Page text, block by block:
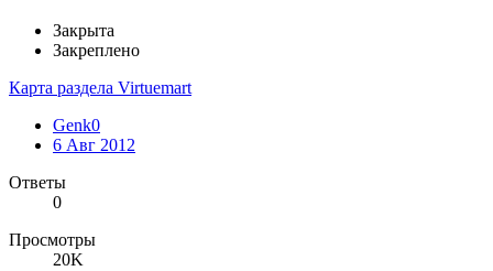
Закрыта
Закреплено
Карта раздела Virtuemart
Genk0
6 Авг 2012
Ответы
0
Просмотры
20K